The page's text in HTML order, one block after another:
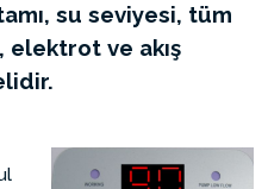
su seviyesi, tüm
elektrot ve akış